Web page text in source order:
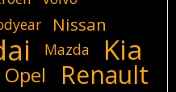
Nissan
Mazda Kia
Opel Renault